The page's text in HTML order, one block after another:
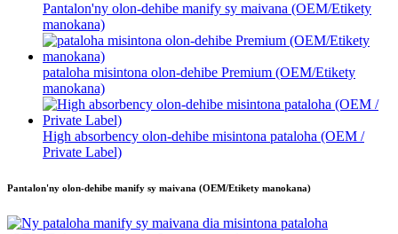
Pantalon'ny olon-dehibe manify sy maivana (OEM/Etikety
manokana)
pataloha misintona olon-dehibe Premium (OEM/Etikety
manokana)
High absorbency olon-dehibe misintona pataloha (OEM /
Private Label)
Pantalon'ny olon-dehibe manify sy maivana (OEM/Etikety manokana)